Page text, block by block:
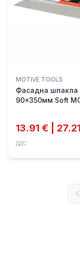
MOTIVE TOOLS
Фасадна шпакла
90x350мм Soft
13.91 € |
ДДС